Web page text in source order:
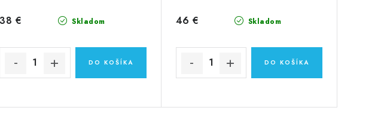
Skladom
38 €
DO KOŠÍKA
Skladom
46 €
DO KOŠÍKA